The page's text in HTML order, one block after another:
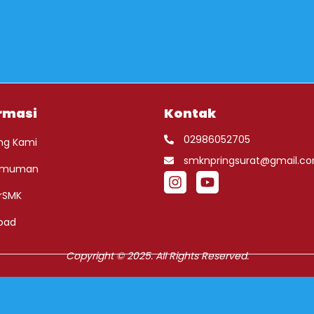
Kami
Kontak
02986052705
Copyright © 2025. All Rights Reserved.